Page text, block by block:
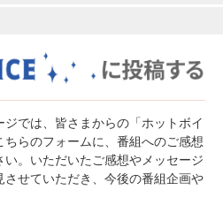
では、皆さまからの「ホットボイ
らのフォームに、番組へのご感想
。いただいたご感想やメッセージ
せていただき、今後の番組企画や